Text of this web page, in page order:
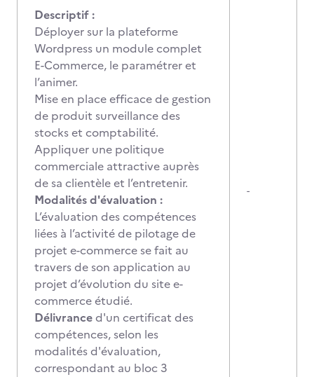
Descriptif :
Déployer sur la plateforme
Wordpress un module complet
E-Commerce, le paramétrer et
l’animer.
Mise en place efficace de gestion
de produit surveillance des
stocks et comptabilité.
Appliquer une politique
commerciale attractive auprès
de sa clientèle et l’entretenir.
Modalités d'évaluation :
L’évaluation des compétences
liées à l’activité de pilotage de
projet e-commerce se fait au
travers de son application au
projet d’évolution du site e-
commerce étudié.
Délivranced'un certificat des
compétences, selon les
modalités d'évaluation,
correspondant au bloc 3
-